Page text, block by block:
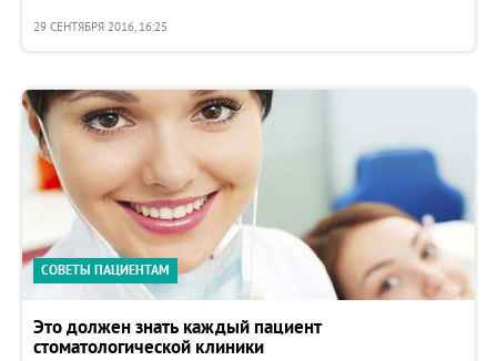
29 СЕНТЯБРЯ 2016, 16:25
СОВЕТЫ ПАЦИЕНТАМ
Это должен знать каждый пациент
стоматологической клиники